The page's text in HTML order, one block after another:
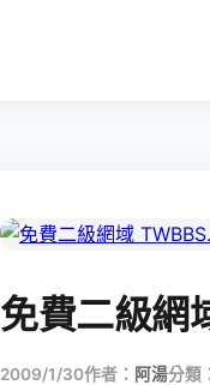
免費二級網
2009/1/30作者： 阿湯分類